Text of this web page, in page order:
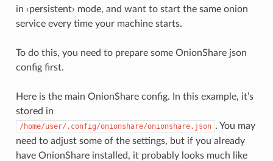
in ‹persistent› mode, and want to start the same onion
service every time your machine starts.
To do this, you need to prepare some OnionShare json
config first.
Here is the main OnionShare config. In this example, it’s
stored in
/home/user/.config/onionshare/onionshare.json . You may
need to adjust some of the settings, but if you already
have OnionShare installed, it probably looks much like